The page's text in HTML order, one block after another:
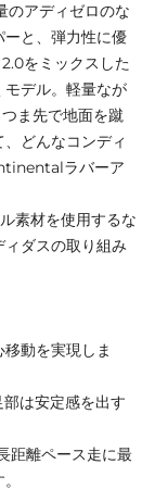
のアディゼロのな
と、弾力性に優
をミックスした
デル。軽量なが
ま先で地面を蹴
どんなコンディ
ラバーア
素材を使用するな
ダスの取り組み
動を実現しま
は安定感を出す
距離ペース走に最